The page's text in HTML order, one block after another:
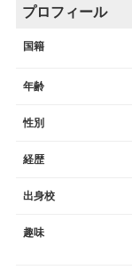
プロフィール
国籍
年齢
性別
経歴
出身校
趣味